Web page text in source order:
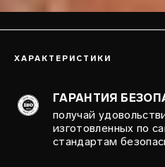
ХАРАКТЕРИСТИКИ
ГАРАНТИЯ
получай
изготовленных по
стандартам